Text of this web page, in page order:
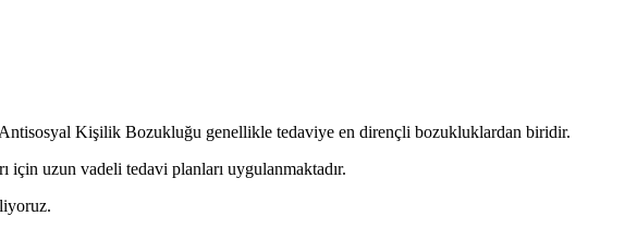
Kişilik Bozukluğu genellikle tedaviye en dirençli bozukluklardan biridir.
için uzun vadeli tedavi planları uygulanmaktadır.